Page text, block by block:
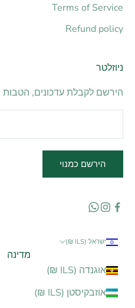
Terms of Service
Refund policy
ניוזלטר
הירשם לקבלת עדכונים, הטבות
הירשם כמנוי
ישראל (ILS ₪)
מדינה
אוגנדה (ILS ₪)
אוזבקיסטן (ILS ₪)